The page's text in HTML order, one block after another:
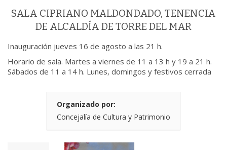
SALA CIPRIANO MALDONDADO, TENENCIA
DE ALCALDÍA DE TORRE DEL MAR
Inauguración jueves 16 de agosto a las 21 h.
Horario de sala. Martes a viernes de 11 a 13 h y 19 a 21 h.
Sábados de 11 a 14 h. Lunes, domingos y festivos cerrada
Organizado por:
Concejalía de Cultura y Patrimonio